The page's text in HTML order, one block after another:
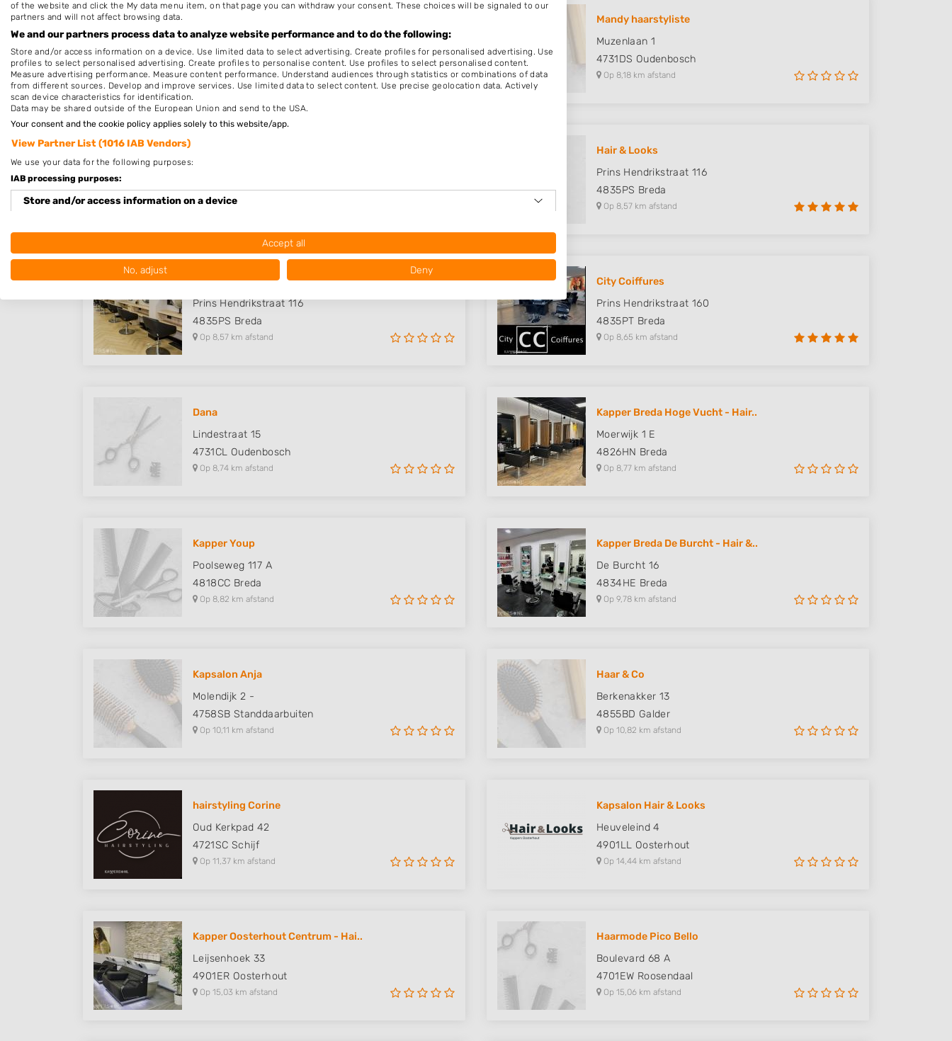
Wilhelminastraat 24
4818SG Breda
Op 7,67 km afstand
Mandy haarstyliste
Muzenlaan 1
4731DS Oudenbosch
Op 8,18 km afstand
4835NJ Breda
Op 8,25 km afstand
Hair & Looks
Prins Hendrikstraat 116
4835PS Breda
Op 8,57 km afstand
Kapper Breda Ginneken - Hair &..
Prins Hendrikstraat 116
4835PS Breda
Op 8,57 km afstand
City Coiffures
Prins Hendrikstraat 160
4835PT Breda
Op 8,65 km afstand
Dana
Lindestraat 15
4731CL Oudenbosch
Op 8,74 km afstand
Kapper Breda Hoge Vucht - Hair..
Moerwijk 1 E
4826HN Breda
Op 8,77 km afstand
Kapper Youp
Poolseweg 117 A
4818CC Breda
Op 8,82 km afstand
Kapper Breda De Burcht - Hair &..
De Burcht 16
4834HE Breda
Op 9,78 km afstand
Kapsalon Anja
Molendijk 2 -
4758SB Standdaarbuiten
Op 10,11 km afstand
Haar & Co
Berkenakker 13
4855BD Galder
Op 10,82 km afstand
hairstyling Corine
Oud Kerkpad 42
4721SC Schijf
Op 11,37 km afstand
Kapsalon Hair & Looks
Heuveleind 4
4901LL Oosterhout
Op 14,44 km afstand
Kapper Oosterhout Centrum - Hai..
Leijsenhoek 33
4901ER Oosterhout
Op 15,03 km afstand
Haarmode Pico Bello
Boulevard 68 A
4701EW Roosendaal
Op 15,06 km afstand
of the website and click the My data menu item, on that page you can withdraw your consent. These choices will be signaled to our
partners and will not affect browsing data.
We and our partners process data to analyze website performance and to do the following:
Store and/or access information on a device. Use limited data to select advertising. Create profiles for personalised advertising. Use
profiles to select personalised advertising. Create profiles to personalise content. Use profiles to select personalised content.
Measure advertising performance. Measure content performance. Understand audiences through statistics or combinations of data
from different sources. Develop and improve services. Use limited data to select content. Use precise geolocation data. Actively
scan device characteristics for identification.
Data may be shared outside of the European Union and send to the USA.
Your consent and the cookie policy applies solely to this website/app.
View Partner List (1016 IAB Vendors)
We use your data for the following purposes:
IAB processing purposes:
Store and/or access information on a device
Create profiles for personalised advertising
Create profiles to personalise content
Use profiles to select personalised content
Understand audiences through statistics or combinations of data from different
Develop and improve services
IAB Special Features:
Use precise geolocation data
Identify devices based on information actively requested
Non-IAB processing purposes:
Accept all
No, adjust Deny